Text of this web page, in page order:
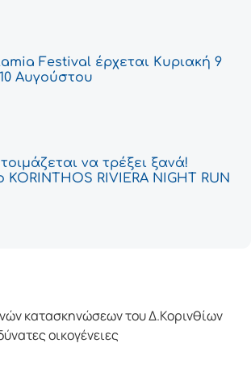
Festival έρχεται Κυριακή 9
Αυγούστου
να τρέξει ξανά!
KORINTHOS RIVIERA NIGHT RUN
κατασκηνώσεων του Δ.Κορινθίων
οικογένειες